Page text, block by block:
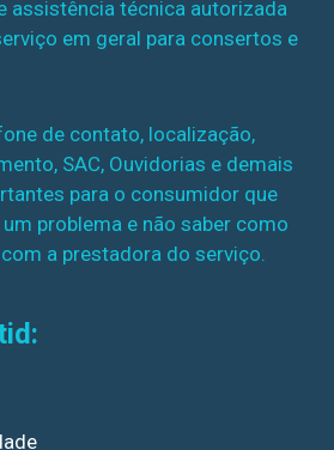
assistência técnica autorizada
em geral para consertos e
de contato, localização,
SAC, Ouvidorias e demais
para o consumidor que
problema e não saber como
a prestadora do serviço.